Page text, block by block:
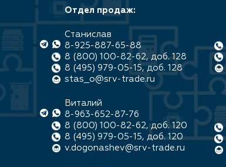
Отдел продаж:
Станислав
8-925-887-65-88
8 (800) 100-82-62, доб. 128
8 (495) 979-05-15, доб. 128
stas_o@srv-trade.ru
Виталий
8-963-652-87-76
8 (800) 100-82-62, доб. 120
8 (495) 979-05-15, доб. 120
v.dogonashev@srv-trade.ru